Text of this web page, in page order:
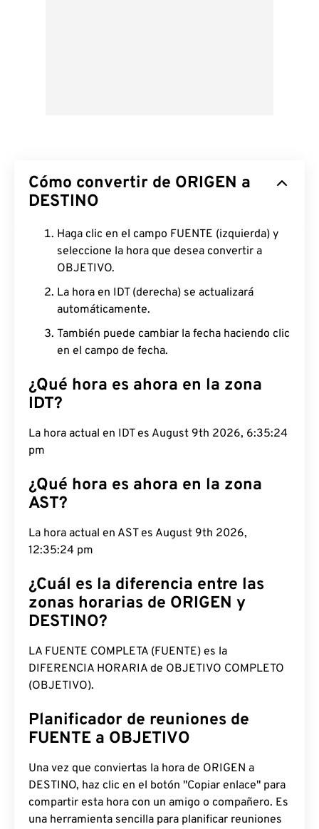
Cómo convertir de ORIGEN a
DESTINO
Haga clic en el campo FUENTE (izquierda) y
seleccione la hora que desea convertir a
OBJETIVO.
La hora en IDT (derecha) se actualizará
automáticamente.
También puede cambiar la fecha haciendo clic
en el campo de fecha.
¿Qué hora es ahora en la zona
IDT?
La hora actual en IDT es August 9th 2026, 6:35:25
pm
¿Qué hora es ahora en la zona
AST?
La hora actual en AST es August 9th 2026,
12:35:25 pm
¿Cuál es la diferencia entre las
zonas horarias de ORIGEN y
DESTINO?
LA FUENTE COMPLETA (FUENTE) es la
DIFERENCIA HORARIA de OBJETIVO COMPLETO
(OBJETIVO).
Planificador de reuniones de
FUENTE a OBJETIVO
Una vez que conviertas la hora de ORIGEN a
DESTINO, haz clic en el botón "Copiar enlace" para
compartir esta hora con un amigo o compañero. Es
una herramienta sencilla para planificar reuniones